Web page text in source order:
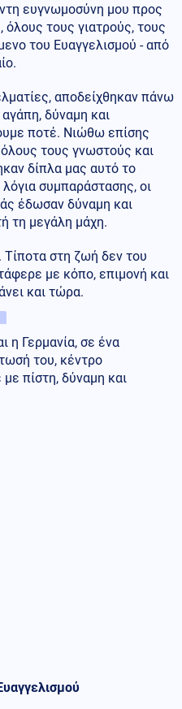
ευγνωμοσύνη μου προς
όλους τους γιατρούς, τους
του Ευαγγελισμού - από
αποδείχθηκαν πάνω
δύναμη και
ποτέ. Νιώθω επίσης
τους γνωστούς και
δίπλα μας αυτό το
συμπαράστασης, οι
έδωσαν δύναμη και
τη μεγάλη μάχη.
Τίποτα στη ζωή δεν του
με κόπο, επιμονή και
και τώρα.
η Γερμανία, σε ένα
του, κέντρο
πίστη, δύναμη και